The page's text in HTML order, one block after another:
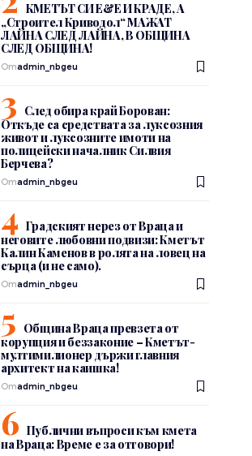
КМЕТЪТ СИ Е&Е И КРАДЕ, А
„Строител Криводол“ МАЖАТ
ЛАЙНА СЛЕД ЛАЙНА, В ОБЩИНА
СЛЕД ОБЩИНА!
Отadmin_nbgeu
След обира край Борован:
Откъде са средствата за луксозния
живот и луксозните имоти на
полицейски началник Силвия
Берчева?
Отadmin_nbgeu
Градският нерез от Враца и
неговите любовни подвизи: Кметът
Калин Каменов в ролята на ловец на
сърца (и не само).
Отadmin_nbgeu
Община Враца превзета от
корупция и беззаконие – Кметът-
мултимилионер държи главния
архитект на каишка!
Отadmin_nbgeu
Публични въпроси към кмета
на Враца: Време е за отговори!